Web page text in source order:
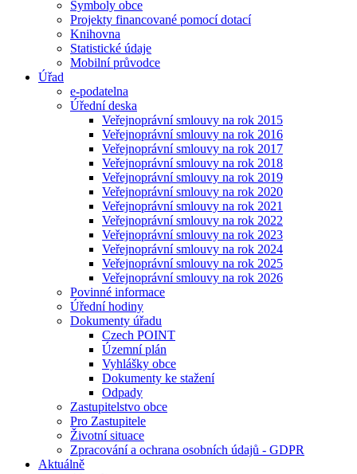
Symboly obce
Projekty financované pomocí dotací
Knihovna
Statistické údaje
Mobilní průvodce
Úřad
e-podatelna
Úřední deska
Veřejnoprávní smlouvy na rok 2015
Veřejnoprávní smlouvy na rok 2016
Veřejnoprávní smlouvy na rok 2017
Veřejnoprávní smlouvy na rok 2018
Veřejnoprávní smlouvy na rok 2019
Veřejnoprávní smlouvy na rok 2020
Veřejnoprávní smlouvy na rok 2021
Veřejnoprávní smlouvy na rok 2022
Veřejnoprávní smlouvy na rok 2023
Veřejnoprávní smlouvy na rok 2024
Veřejnoprávní smlouvy na rok 2025
Veřejnoprávní smlouvy na rok 2026
Povinné informace
Úřední hodiny
Dokumenty úřadu
Czech POINT
Územní plán
Vyhlášky obce
Dokumenty ke stažení
Odpady
Zastupitelstvo obce
Pro Zastupitele
Životní situace
Zpracování a ochrana osobních údajů - GDPR
Aktuálně